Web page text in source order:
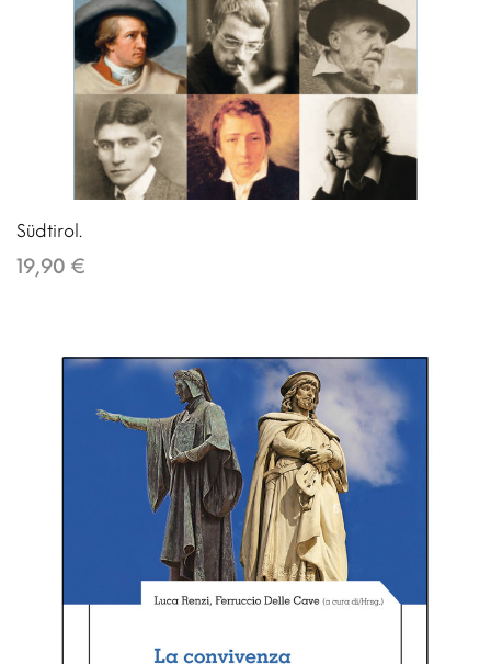
Südtirol.
19,90 €